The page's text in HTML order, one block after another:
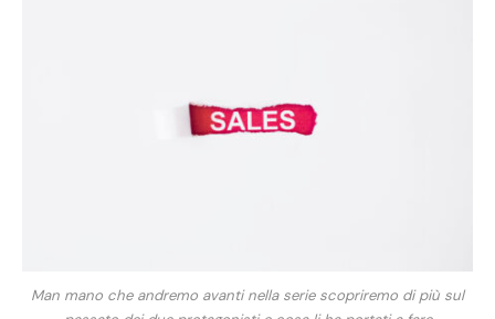
Man mano che andremo avanti nella serie scopriremo di più sul